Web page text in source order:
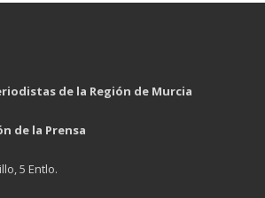
de la Región de Murcia
de la Prensa
5 Entlo.